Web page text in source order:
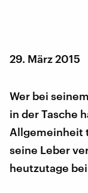
29. März 2015
Wer bei
in der Tasche
Allgemeinheit
seine Leber
heutzutage